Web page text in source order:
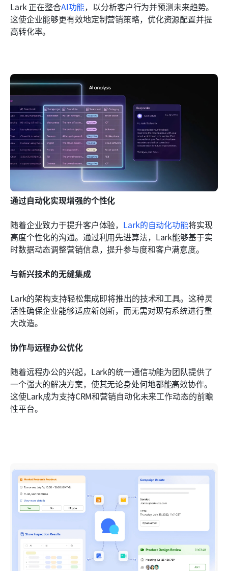
Lark 正在整合AI功能，以分析客户行为并预测未来趋势。
这使企业能够更有效地定制营销策略，优化资源配置并提
高转化率。
通过自动化实现增强的个性化
随着企业致力于提升客户体验， Lark的自动化功能将实现
高度个性化的沟通。通过利用先进算法，Lark能够基于实
时数据动态调整营销信息，提升参与度和客户满意度。
与新兴技术的无缝集成
Lark的架构支持轻松集成即将推出的技术和工具。这种灵
活性确保企业能够适应新创新，而无需对现有系统进行重
大改造。
协作与远程办公优化
随着远程办公的兴起，Lark的统一通信功能为团队提供了
一个强大的解决方案，使其无论身处何地都能高效协作。
这使Lark成为支持CRM和营销自动化未来工作动态的前瞻
性平台。